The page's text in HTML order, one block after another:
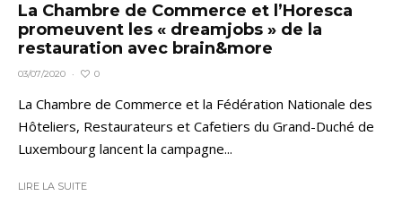
La Chambre de Commerce et l’Horesca
promeuvent les « dreamjobs » de la
restauration avec brain&more
03/07/2020 · 0
La Chambre de Commerce et la Fédération Nationale des
Hôteliers, Restaurateurs et Cafetiers du Grand-Duché de
Luxembourg lancent la campagne...
LIRE LA SUITE